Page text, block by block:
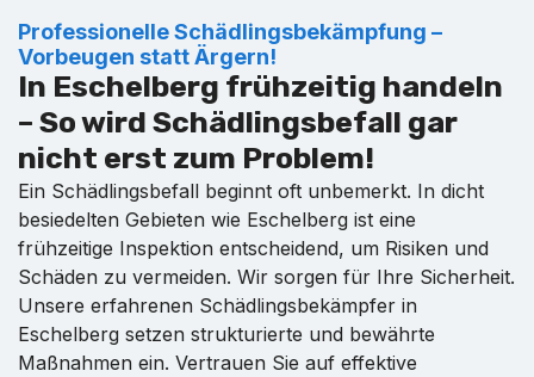
Professionelle Schädlingsbekämpfung –
Vorbeugen statt Ärgern!
In Eschelberg frühzeitig handeln
– So wird Schädlingsbefall gar
nicht erst zum Problem!
Ein Schädlingsbefall beginnt oft unbemerkt. In dicht
besiedelten Gebieten wie Eschelberg ist eine
frühzeitige Inspektion entscheidend, um Risiken und
Schäden zu vermeiden. Wir sorgen für Ihre Sicherheit.
Unsere erfahrenen Schädlingsbekämpfer in
Eschelberg setzen strukturierte und bewährte
Maßnahmen ein. Vertrauen Sie auf effektive